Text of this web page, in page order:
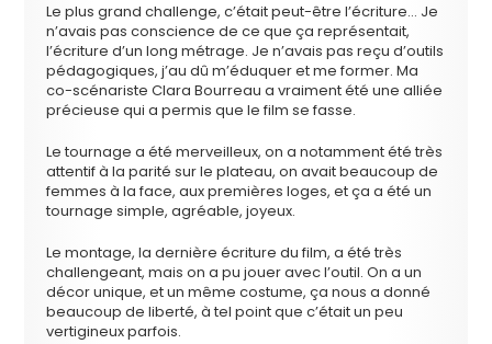
Le plus grand challenge, c’était peut-être l’écriture… Je
n’avais pas conscience de ce que ça représentait,
l’écriture d’un long métrage. Je n’avais pas reçu d’outils
pédagogiques, j’au dû m’éduquer et me former. Ma
co-scénariste Clara Bourreau a vraiment été une alliée
précieuse qui a permis que le film se fasse.
Le tournage a été merveilleux, on a notamment été très
attentif à la parité sur le plateau, on avait beaucoup de
femmes à la face, aux premières loges, et ça a été un
tournage simple, agréable, joyeux.
Le montage, la dernière écriture du film, a été très
challengeant, mais on a pu jouer avec l’outil. On a un
décor unique, et un même costume, ça nous a donné
beaucoup de liberté, à tel point que c’était un peu
vertigineux parfois.